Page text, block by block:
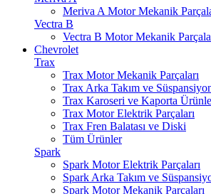
Meriva A Motor Mekanik
Vectra B
Vectra B Motor Mekanik
Chevrolet
Trax
Trax Motor Mekanik Parçaları
Trax Arka Takım ve
Trax Karoseri ve Kaporta
Trax Motor Elektrik Parçaları
Trax Fren Balatası ve Diski
Tüm Ürünler
Spark
Spark Motor Elektrik Parçaları
Spark Arka Takım ve
Spark Motor Mekanik Parçaları